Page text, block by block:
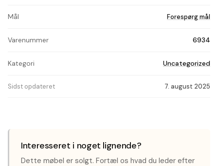
Mål Forespørg mål
Varenummer 6934
Kategori Uncategorized
Sidst opdateret 7. august 2025
Interesseret i noget lignende?
Dette møbel er solgt. Fortæl os hvad du leder efter